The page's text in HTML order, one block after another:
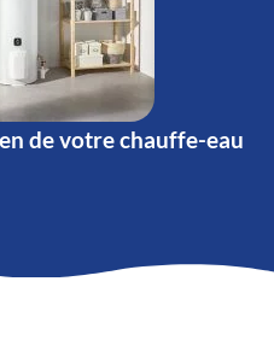
de votre chauffe-eau